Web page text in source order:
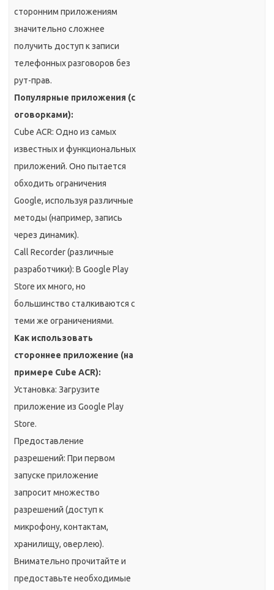
сторонним приложениям
значительно сложнее
получить доступ к записи
телефонных разговоров без
рут-прав.
Популярные приложения (с
оговорками):
Cube ACR: Одно из самых
известных и функциональных
приложений. Оно пытается
обходить ограничения
Google, используя различные
методы (например, запись
через динамик).
Call Recorder (различные
разработчики): В Google Play
Store их много, но
большинство сталкиваются с
теми же ограничениями.
Как использовать
стороннее приложение (на
примере Cube ACR):
Установка: Загрузите
приложение из Google Play
Store.
Предоставление
разрешений: При первом
запуске приложение
запросит множество
разрешений (доступ к
микрофону, контактам,
хранилищу, оверлею).
Внимательно прочитайте и
предоставьте необходимые